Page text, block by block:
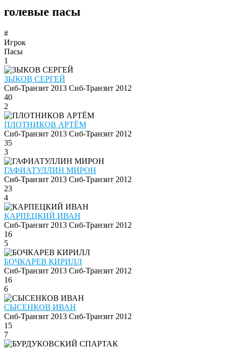
голевые пасы
#
Игрок
Пасы
1
ЗЫКОВ СЕРГЕЙ
Сиб-Транзит 2013 Сиб-Транзит 2012
40
2
ПЛОТНИКОВ АРТЁМ
Сиб-Транзит 2013 Сиб-Транзит 2012
35
3
ГАФИАТУЛЛИН МИРОН
Сиб-Транзит 2013 Сиб-Транзит 2012
23
4
КАРПЕЦКИЙ ИВАН
Сиб-Транзит 2013 Сиб-Транзит 2012
16
5
БОЧКАРЕВ КИРИЛЛ
Сиб-Транзит 2013 Сиб-Транзит 2012
16
6
СЫСЕНКОВ ИВАН
Сиб-Транзит 2013 Сиб-Транзит 2012
15
7